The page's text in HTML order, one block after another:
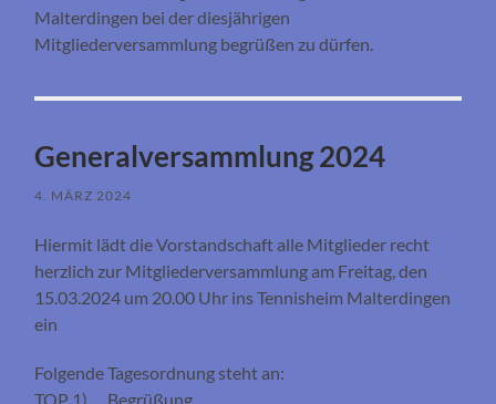
Malterdingen bei der diesjährigen
Mitgliederversammlung begrüßen zu dürfen.
Generalversammlung 2024
4. MÄRZ 2024
Hiermit lädt die Vorstandschaft alle Mitglieder recht
herzlich zur Mitgliederversammlung am Freitag, den
15.03.2024 um 20.00 Uhr ins Tennisheim Malterdingen
ein
Folgende Tagesordnung steht an:
TOP 1) Begrüßung